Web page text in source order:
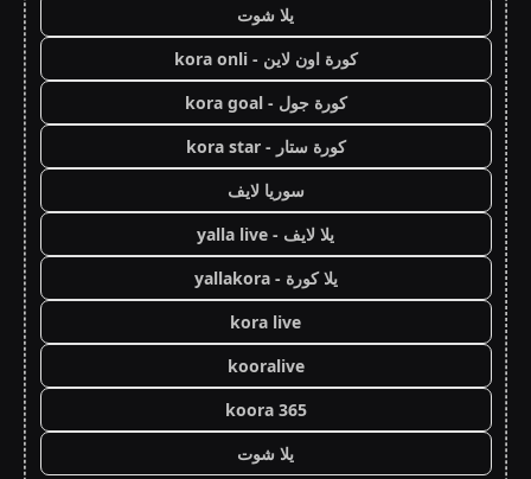
يلا شوت
كورة اون لاين - kora onli
كورة جول - kora goal
كورة ستار - kora star
سوريا لايف
يلا لايف - yalla live
يلا كورة - yallakora
kora live
kooralive
koora 365
يلا شوت